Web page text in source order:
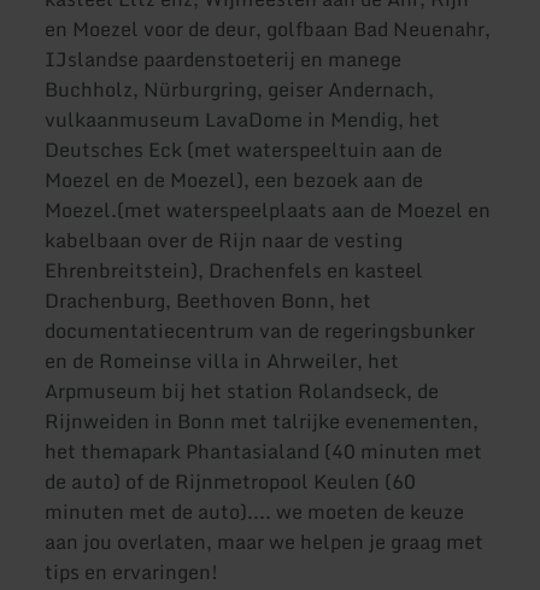
en Moezel voor de deur, golfbaan Bad Neuenahr,
IJslandse paardenstoeterij en manege
Buchholz, Nürburgring, geiser Andernach,
vulkaanmuseum LavaDome in Mendig, het
Deutsches Eck (met waterspeeltuin aan de
Moezel en de Moezel), een bezoek aan de
Moezel.(met waterspeelplaats aan de Moezel en
kabelbaan over de Rijn naar de vesting
Ehrenbreitstein), Drachenfels en kasteel
Drachenburg, Beethoven Bonn, het
documentatiecentrum van de regeringsbunker
en de Romeinse villa in Ahrweiler, het
Arpmuseum bij het station Rolandseck, de
Rijnweiden in Bonn met talrijke evenementen,
het themapark Phantasialand (40 minuten met
de auto) of de Rijnmetropool Keulen (60
minuten met de auto).... we moeten de keuze
aan jou overlaten, maar we helpen je graag met
tips en ervaringen!